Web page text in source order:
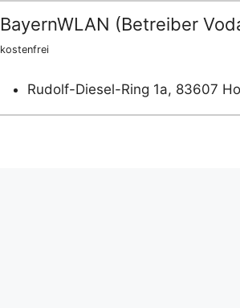
BayernWLAN (Betreiber
kostenfrei
Rudolf-Diesel-Ring 1a, 83607